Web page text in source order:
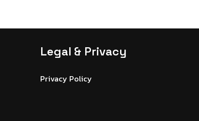
Legal & Privacy
Privacy Policy